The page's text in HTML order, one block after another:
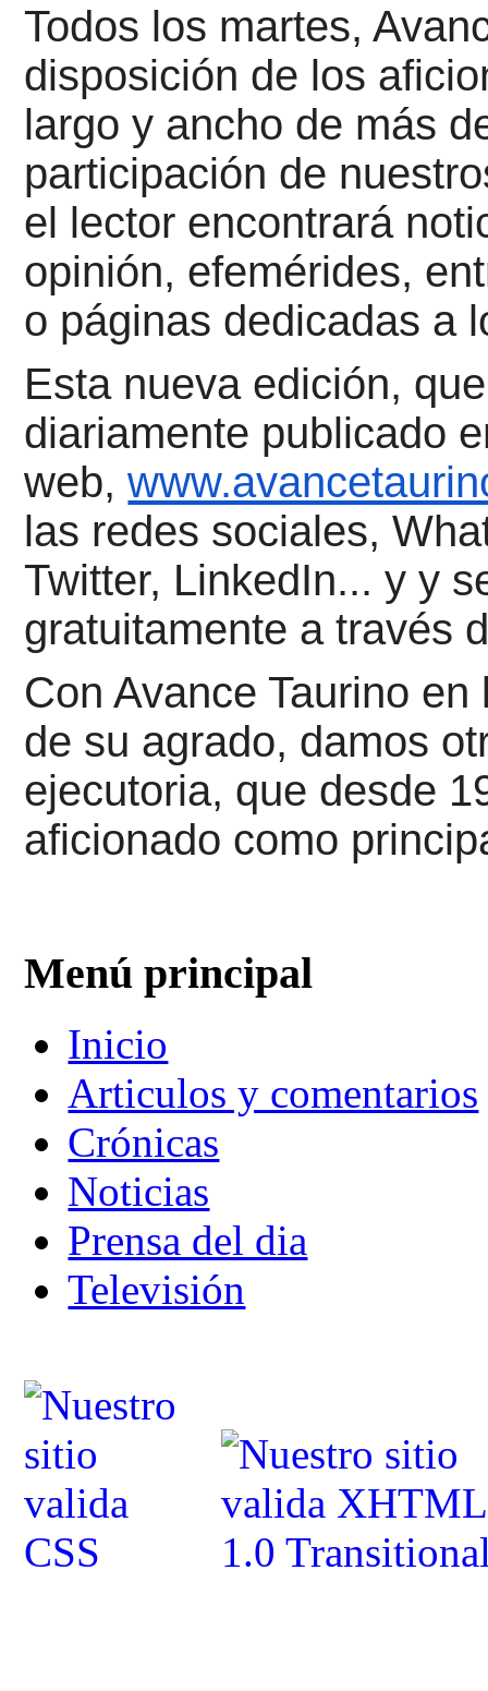
Todos los martes,
disposición de los
largo y ancho de más
participación de
el lector encontrará
opinión, efemérides,
o páginas dedicadas a
Esta nueva edición,
diariamente publicado
web,
las redes sociales,
Twitter, LinkedIn... y y
gratuitamente a través
Con Avance Taurino
de su agrado, damos
ejecutoria, que desde
aficionado como
Menú principal
Inicio
Articulos y comentarios
Crónicas
Noticias
Prensa del dia
Televisión